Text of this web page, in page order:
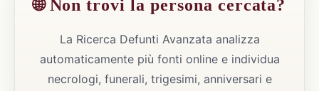
🌐 Non trovi la persona cercata?
La Ricerca Defunti Avanzata analizza
automaticamente più fonti online e individua
necrologi, funerali, trigesimi, anniversari e